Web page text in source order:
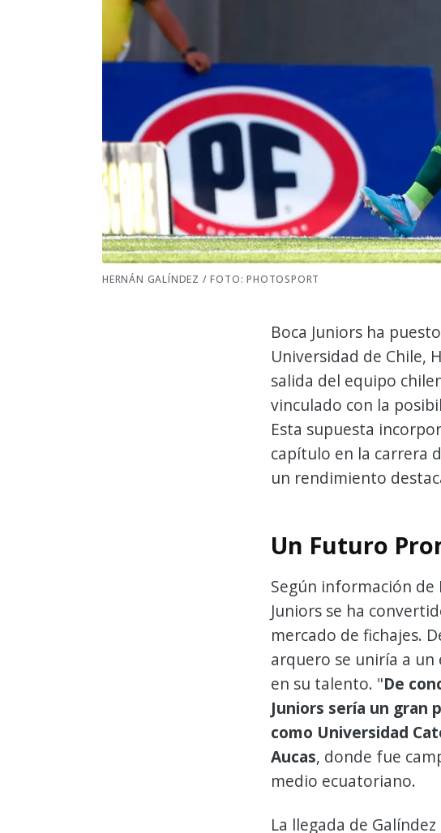
HERNÁN GALÍNDEZ / FOTO: PHOTOSPORT
Boca Juniors ha
Universidad de Chile,
salida del equipo
vinculado con la
Esta supuesta
capítulo en la carrera
un rendimiento
Un Futuro
Según información de
Juniors se ha
mercado de fichajes.
arquero se uniría a
en su talento. "De
Juniors sería un gran
como Universidad
Aucas, donde fue
medio ecuatoriano.
La llegada de